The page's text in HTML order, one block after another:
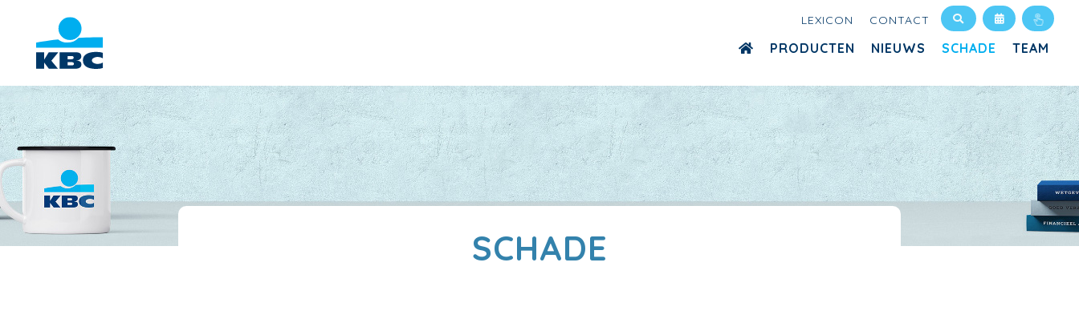
LEXICON CONTACT
PRODUCTEN NIEUWS SCHADE TEAM
SCHADE